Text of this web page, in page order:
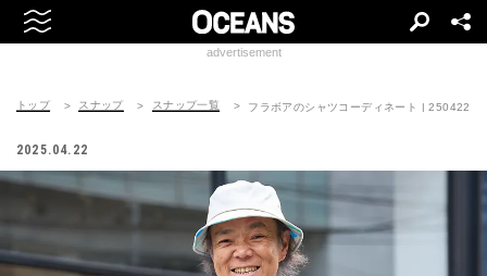
advertisement
トップ スナップ スナップ一覧 フラボアのシャツコーディネート | 250422-
2025.04.22